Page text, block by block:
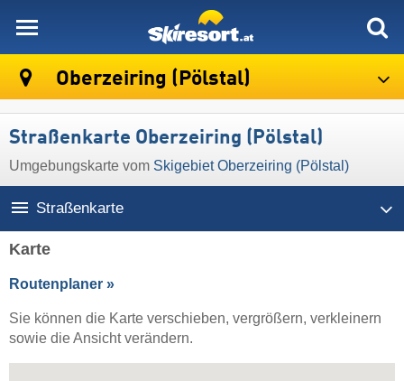
Oberzeiring (Pölstal)
Straßenkarte Oberzeiring (Pölstal)
Umgebungskarte vom Skigebiet Oberzeiring (Pölstal)
Straßenkarte
Karte
Routenplaner »
Sie können die Karte verschieben, vergrößern, verkleinern
sowie die Ansicht verändern.